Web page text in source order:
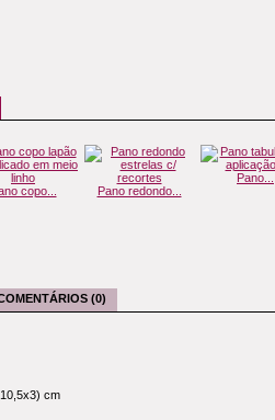
copo... Pano redondo...
Pano...
(0)
cm